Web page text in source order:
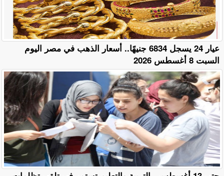
عيار 24 يسجل 6834 جنيهًا.. أسعار الذهب في مصر اليوم
السبت 8 أغسطس 2026